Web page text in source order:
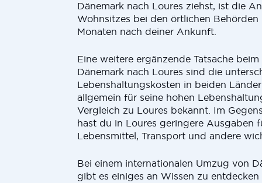
Dänemark nach Loures ziehst, ist die
Wohnsitzes bei den örtlichen
Monaten nach deiner Ankunft.
Eine weitere ergänzende Tatsache
Dänemark nach Loures sind die
Lebenshaltungskosten in beiden
allgemein für seine hohen
Vergleich zu Loures bekannt. Im
hast du in Loures geringere Ausgaben
Lebensmittel, Transport und andere
Bei einem internationalen Umzug von
gibt es einiges an Wissen zu